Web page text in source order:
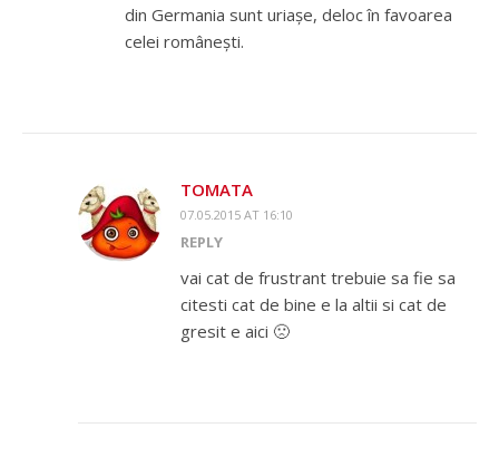
din Germania sunt uriașe, deloc în favoarea
celei românești.
TOMATA
07.05.2015 AT 16:10
REPLY
vai cat de frustrant trebuie sa fie sa
citesti cat de bine e la altii si cat de
gresit e aici 🙁